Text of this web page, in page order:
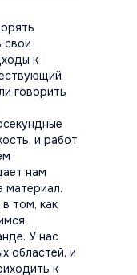
свои
к
говорить
и работ
нам
материал.
том, как
У нас
областей, и
к